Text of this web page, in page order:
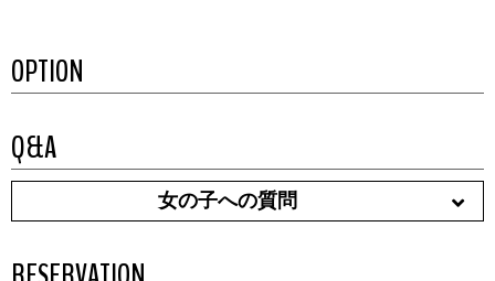
OPTION
Q&A
女の子への質問